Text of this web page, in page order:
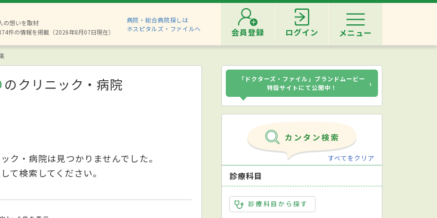
の想いを取材
件の情報を掲載（2026年8月07日現在）
病院・総合病院探しは
ホスピタルズ・ファイルへ
会員登録 ログイン メニュー
のクリニック・病院
ク・病院は見つかりませんでした。
て検索してください。
「ドクターズ・ファイル」ブランドムービー
特設サイトにて公開中！
›
すべてをクリア
診療科目
診療科目から探す